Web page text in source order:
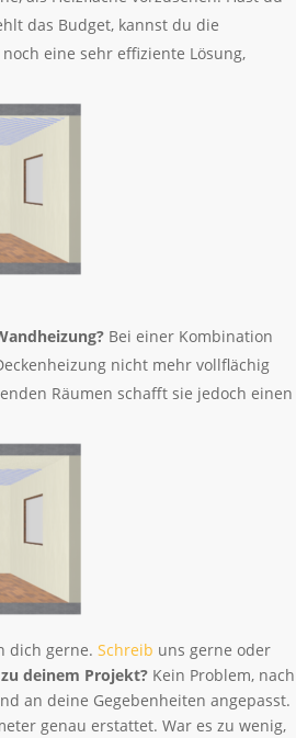
das Budget, kannst du die
eine sehr effiziente Lösung,
Bei einer Kombination
nicht mehr vollflächig
Räumen schafft sie jedoch einen
dich gerne.Schreib uns gerne oder
deinem Projekt? Kein Problem, nach
an deine Gegebenheiten angepasst.
genau erstattet. War es zu wenig,